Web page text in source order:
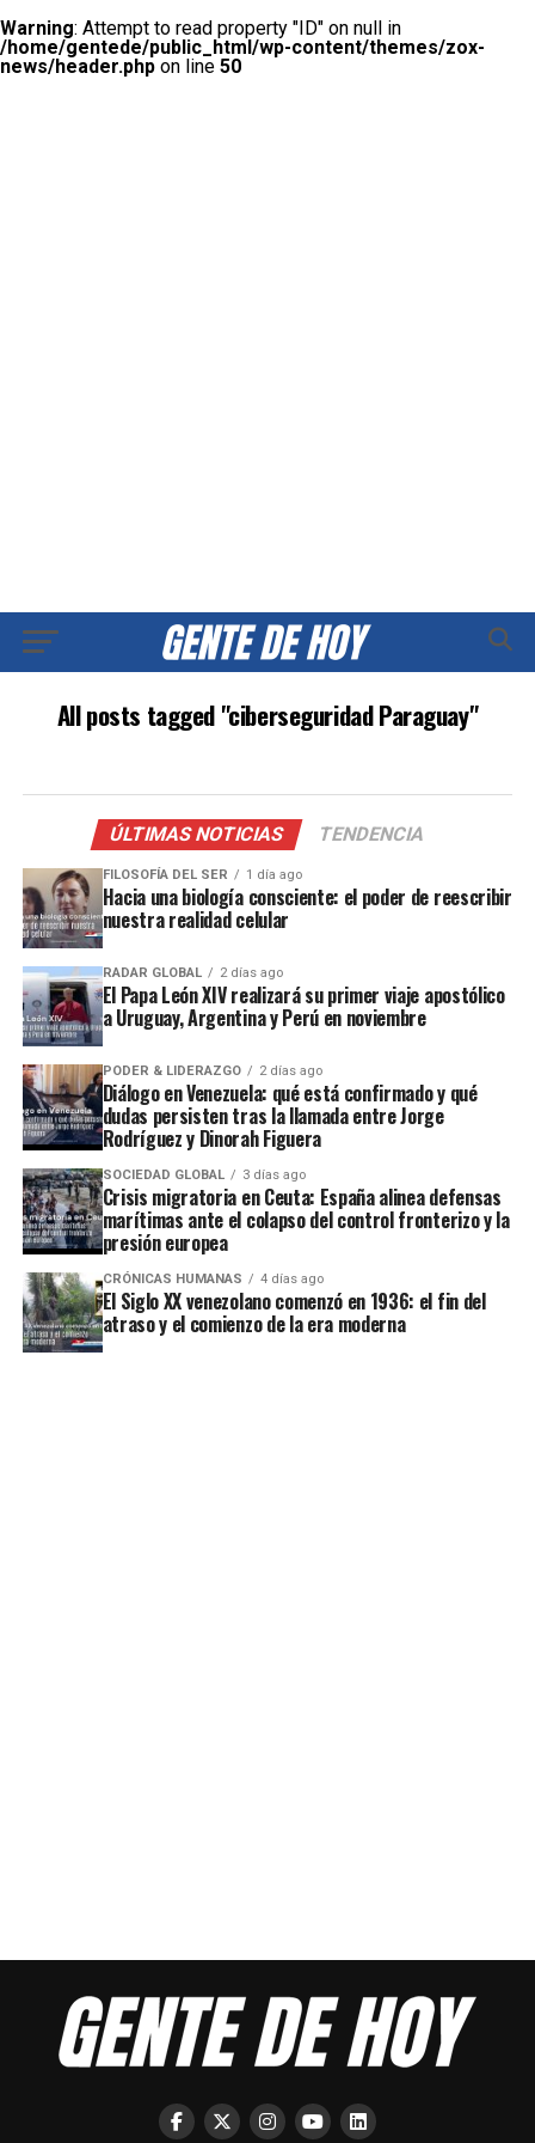
Warning: Attempt to read property "ID" on null in
/home/gentede/public_html/wp-content/themes/zox-
news/header.php on line 50
All posts tagged "ciberseguridad Paraguay"
ÚLTIMAS NOTICIAS TENDENCIA
FILOSOFÍA DEL SER 1 día ago
Hacia una biología consciente: el poder de reescribir
nuestra realidad celular
RADAR GLOBAL 2 días ago
El Papa León XIV realizará su primer viaje apostólico
a Uruguay, Argentina y Perú en noviembre
PODER & LIDERAZGO 2 días ago
Diálogo en Venezuela: qué está confirmado y qué
dudas persisten tras la llamada entre Jorge
Rodríguez y Dinorah Figuera
SOCIEDAD GLOBAL 3 días ago
Crisis migratoria en Ceuta: España alinea defensas
marítimas ante el colapso del control fronterizo y la
presión europea
CRÓNICAS HUMANAS 4 días ago
El Siglo XX venezolano comenzó en 1936: el fin del
atraso y el comienzo de la era moderna